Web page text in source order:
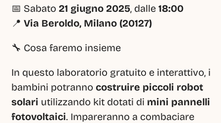
📅 Sabato 21 giugno 2025, dalle 18:00
📍 Via Beroldo, Milano (20127)
🔧 Cosa faremo insieme
In questo laboratorio gratuito e interattivo, i
bambini potranno costruire piccoli robot
solari utilizzando kit dotati di mini pannelli
fotovoltaici. Impareranno a combaciare